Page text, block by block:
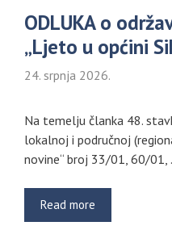
ODLUKA o
„Ljeto u općini
24. srpnja 2026.
Na temelju članka 48.
lokalnoj i područnoj
novine“ broj 33/01, 60/01,
Read more